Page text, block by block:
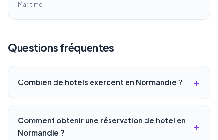
Maritime
Questions fréquentes
Combien de hotels exercent en Normandie ?
Comment obtenir une réservation de hotel en
Normandie ?